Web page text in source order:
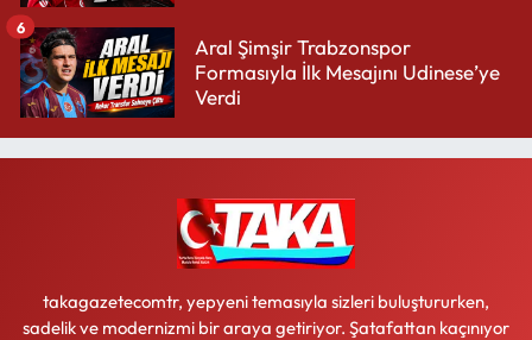
Aral Şimşir Trabzonspor
Formasıyla İlk Mesajını Udinese’ye
Verdi
6
takagazetecomtr, yepyeni temasıyla sizleri buluştururken,
sadelik ve modernizmi bir araya getiriyor. Şatafattan kaçınıyor